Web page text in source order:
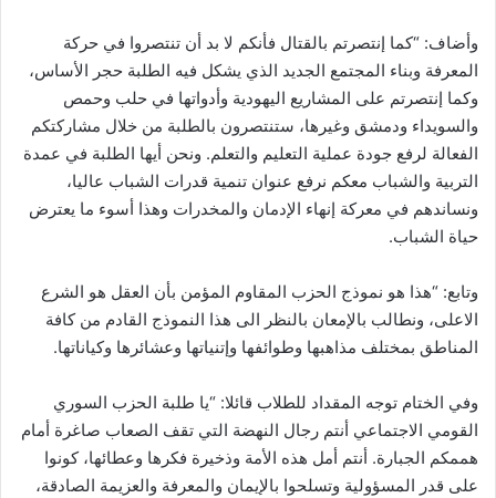
وأضاف: “كما إنتصرتم بالقتال فأنكم لا بد أن تنتصروا في حركة
المعرفة وبناء المجتمع الجديد الذي يشكل فيه الطلبة حجر الأساس،
وكما إنتصرتم على المشاريع اليهودية وأدواتها في حلب وحمص
والسويداء ودمشق وغيرها، ستنتصرون بالطلبة من خلال مشاركتكم
الفعالة لرفع جودة عملية التعليم والتعلم. ونحن أيها الطلبة في عمدة
التربية والشباب معكم نرفع عنوان تنمية قدرات الشباب عاليا،
ونساندهم في معركة إنهاء الإدمان والمخدرات وهذا أسوء ما يعترض
حياة الشباب.
وتابع: “هذا هو نموذج الحزب المقاوم المؤمن بأن العقل هو الشرع
الاعلى، ونطالب بالإمعان بالنظر الى هذا النموذج القادم من كافة
المناطق بمختلف مذاهبها وطوائفها وإتنياتها وعشائرها وكياناتها.
وفي الختام توجه المقداد للطلاب قائلا: “يا طلبة الحزب السوري
القومي الاجتماعي أنتم رجال النهضة التي تقف الصعاب صاغرة أمام
هممكم الجبارة. أنتم أمل هذه الأمة وذخيرة فكرها وعطائها، كونوا
على قدر المسؤولية وتسلحوا بالإيمان والمعرفة والعزيمة الصادقة،